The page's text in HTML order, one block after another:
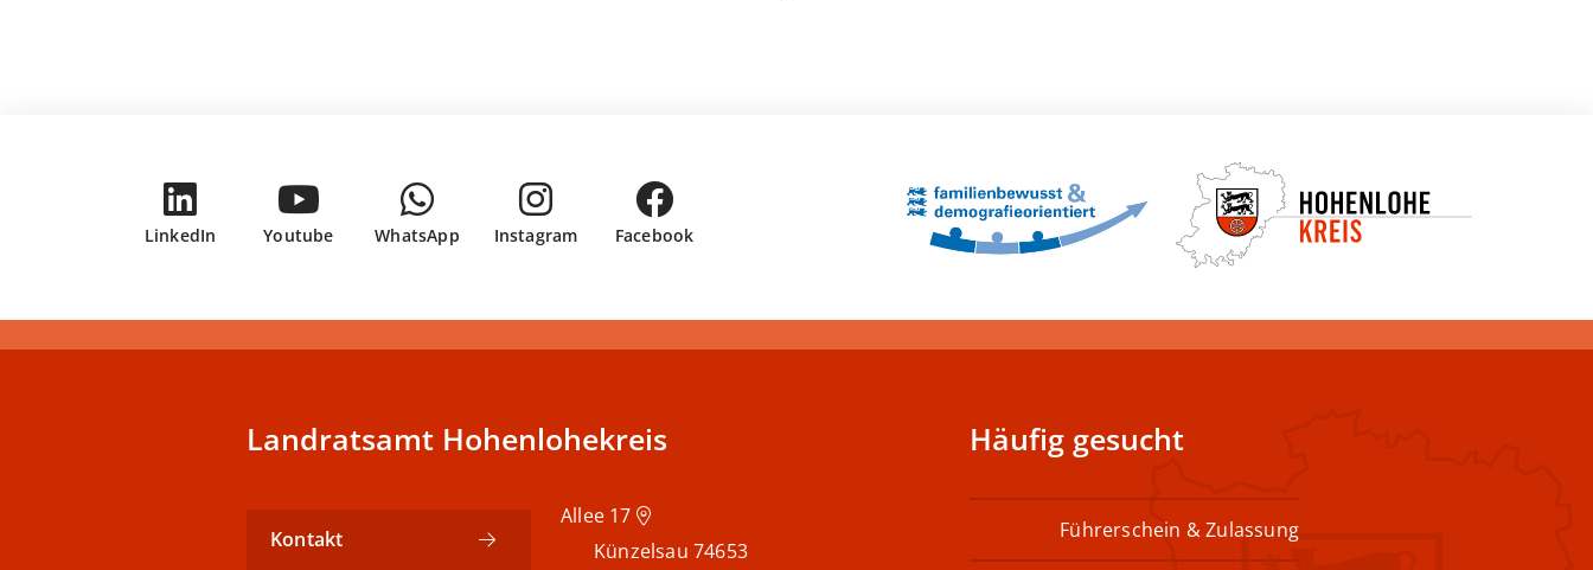
Facebook
Instagram
WhatsApp
Youtube
LinkedIn
Häufig gesucht
Führerschein & Zulassung
Landratsamt Hohenlohekreis
74653
Künzelsau
Kontakt